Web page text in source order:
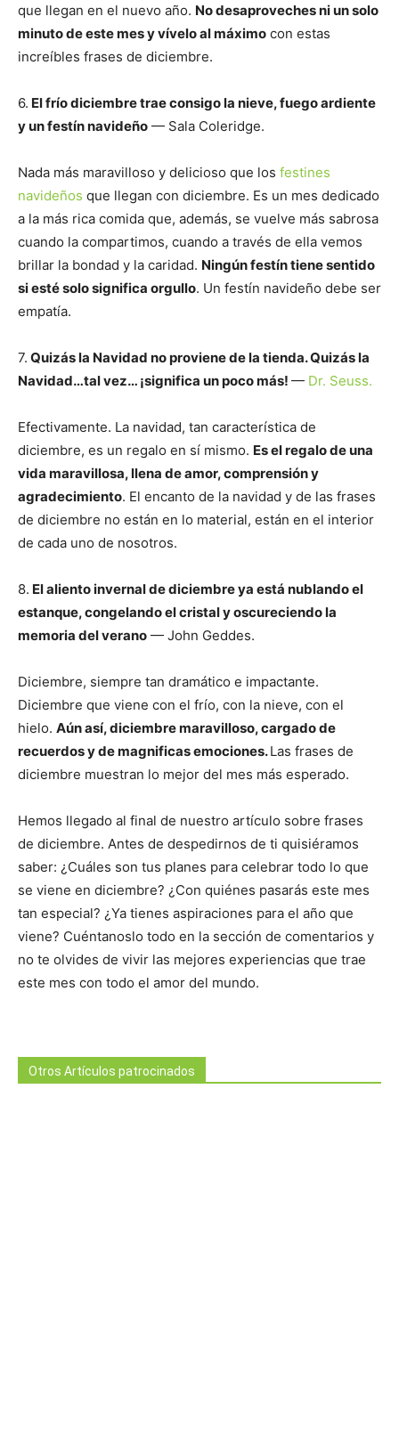
que llegan en el nuevo año. No desaproveches ni un solo
minuto de este mes y vívelo al máximo con estas
increíbles frases de diciembre.
6. El frío diciembre trae consigo la nieve, fuego ardiente
y un festín navideño — Sala Coleridge.
Nada más maravilloso y delicioso que los festines
navideños que llegan con diciembre. Es un mes dedicado
a la más rica comida que, además, se vuelve más sabrosa
cuando la compartimos, cuando a través de ella vemos
brillar la bondad y la caridad. Ningún festín tiene sentido
si esté solo significa orgullo. Un festín navideño debe ser
empatía.
7. Quizás la Navidad no proviene de la tienda. Quizás la
Navidad…tal vez… ¡significa un poco más! — Dr. Seuss.
Efectivamente. La navidad, tan característica de
diciembre, es un regalo en sí mismo. Es el regalo de una
vida maravillosa, llena de amor, comprensión y
agradecimiento. El encanto de la navidad y de las frases
de diciembre no están en lo material, están en el interior
de cada uno de nosotros.
8. El aliento invernal de diciembre ya está nublando el
estanque, congelando el cristal y oscureciendo la
memoria del verano — John Geddes.
Diciembre, siempre tan dramático e impactante.
Diciembre que viene con el frío, con la nieve, con el
hielo. Aún así, diciembre maravilloso, cargado de
recuerdos y de magnificas emociones.Las frases de
diciembre muestran lo mejor del mes más esperado.
Hemos llegado al final de nuestro artículo sobre frases
de diciembre. Antes de despedirnos de ti quisiéramos
saber: ¿Cuáles son tus planes para celebrar todo lo que
se viene en diciembre? ¿Con quiénes pasarás este mes
tan especial? ¿Ya tienes aspiraciones para el año que
viene? Cuéntanoslo todo en la sección de comentarios y
no te olvides de vivir las mejores experiencias que trae
este mes con todo el amor del mundo.
Otros Artículos patrocinados